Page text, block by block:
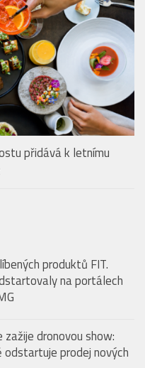
přidává k letnímu
dronovou show:
prodej nových